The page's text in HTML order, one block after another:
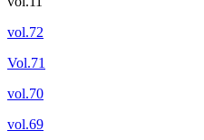
vol.72
Vol.71
vol.70
vol.69